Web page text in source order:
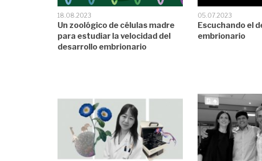
18.08.2023
Un zoológico de células madre
para estudiar la velocidad del
desarrollo embrionario
05.07.2023
Escuchando el
embrionario